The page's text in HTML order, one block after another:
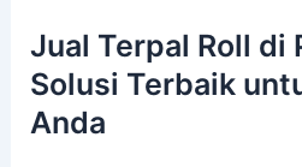
Jual Terpal Roll di
Solusi Terbaik
Anda